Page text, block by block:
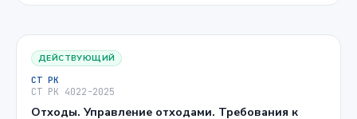
ДЕЙСТВУЮЩИЙ
СТ РК
СТ РК 4022-2025
Отходы. Управление отходами. Требования к